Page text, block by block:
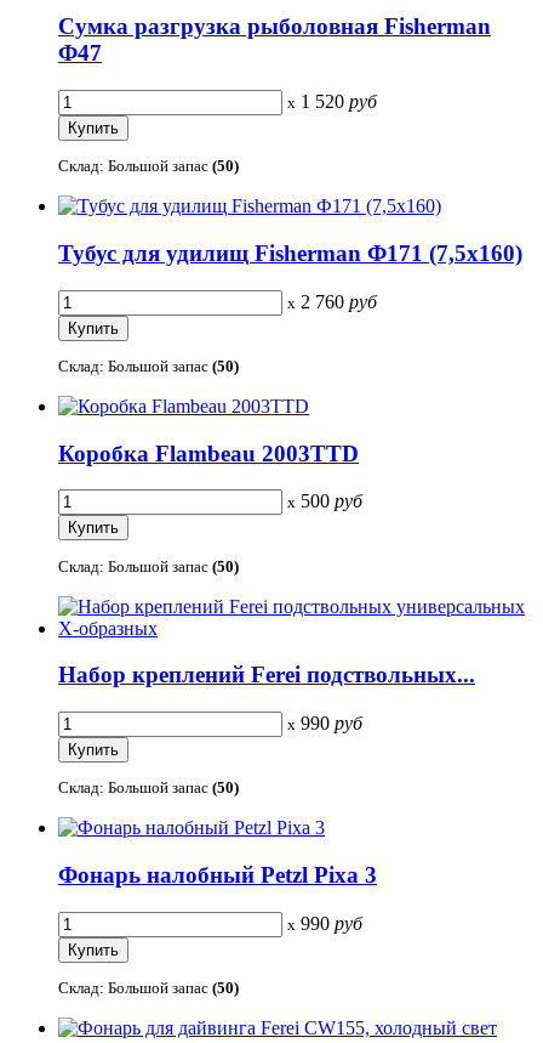
Сумка разгрузка рыболовная Fisherman
Ф47
x 1 520 руб
Склад: Большой запас (50)
Тубус для удилищ Fisherman Ф171 (7,5х160)
x 2 760 руб
Склад: Большой запас (50)
Коробка Flambeau 2003TTD
x 500 руб
Склад: Большой запас (50)
Набор креплений Ferei подствольных...
x 990 руб
Склад: Большой запас (50)
Фонарь налобный Petzl Pixa 3
x 990 руб
Склад: Большой запас (50)